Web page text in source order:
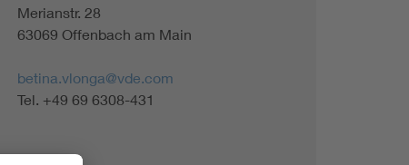
Merianstr. 28
63069 Offenbach am Main
betina.vlonga@vde.com
Tel. +49 69 6308-431